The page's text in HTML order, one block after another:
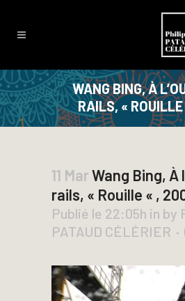
WANG BING, À
RAILS, «
11 MarWang Bing, À
rails, « Rouille « ,
Publié le 22:05h in by
PATAUD CÉLÉRIER